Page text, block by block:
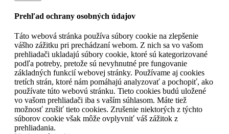
Prehľad ochrany osobných údajov
Táto webová stránka používa súbory cookie na zlepšenie
vášho zážitku pri prechádzaní webom. Z nich sa vo vašom
prehliadači ukladajú súbory cookie, ktoré sú kategorizované
podľa potreby, pretože sú nevyhnutné pre fungovanie
základných funkcií webovej stránky. Používame aj cookies
tretích strán, ktoré nám pomáhajú analyzovať a pochopiť, ako
používate túto webovú stránku. Tieto cookies budú uložené
vo vašom prehliadači iba s vaším súhlasom. Máte tiež
možnosť zrušiť tieto cookies. Zrušenie niektorých z týchto
súborov cookie však môže ovplyvniť váš zážitok z
prehliadania.